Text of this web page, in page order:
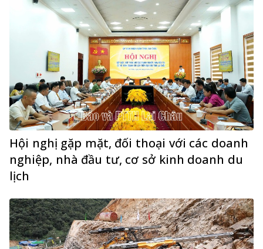
Hội nghị gặp mặt, đối thoại với các doanh
nghiệp, nhà đầu tư, cơ sở kinh doanh du
lịch